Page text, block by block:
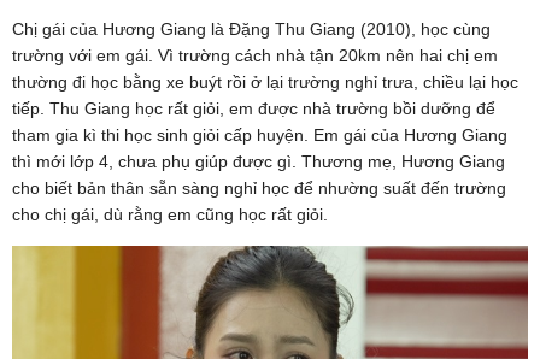
Chị gái của Hương Giang là Đặng Thu Giang (2010), học cùng
trường với em gái. Vì trường cách nhà tận 20km nên hai chị em
thường đi học bằng xe buýt rồi ở lại trường nghỉ trưa, chiều lại học
tiếp. Thu Giang học rất giỏi, em được nhà trường bồi dưỡng để
tham gia kì thi học sinh giỏi cấp huyện. Em gái của Hương Giang
thì mới lớp 4, chưa phụ giúp được gì. Thương mẹ, Hương Giang
cho biết bản thân sẵn sàng nghỉ học để nhường suất đến trường
cho chị gái, dù rằng em cũng học rất giỏi.